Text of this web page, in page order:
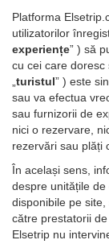
Platforma
utilizatorilor
experiențe” ) să
cu cei care doresc
turistul” ) este
sau va efectua
sau furnizorii de
nici o rezervare,
rezervări sau plăți
În același sens,
despre unitățile
disponibile pe
către prestatorii
Elsetrip nu